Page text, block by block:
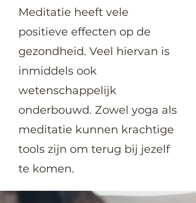
Meditatie heeft vele
positieve effecten op de
gezondheid. Veel hiervan is
inmiddels ook
wetenschappelijk
onderbouwd. Zowel yoga als
meditatie kunnen krachtige
tools zijn om terug bij jezelf
te komen.